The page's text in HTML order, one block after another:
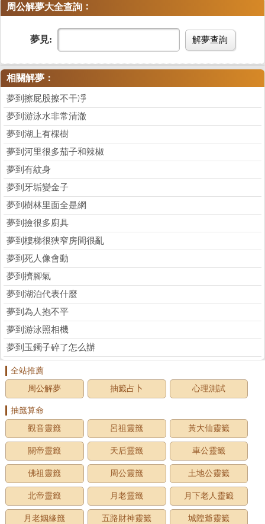
周公解夢大全查詢 ：
夢見: 解夢查詢
相關解夢：
夢到擦屁股擦不干凈
夢到游泳水非常清澈
夢到湖上有棵樹
夢到河里很多茄子和辣椒
夢到有紋身
夢到牙垢變金子
夢到樹林里面全是網
夢到撿很多廚具
夢到樓梯很狹窄房間很亂
夢到死人像會動
夢到擠腳氣
夢到湖泊代表什麼
夢到為人抱不平
夢到游泳照相機
夢到玉鐲子碎了怎么辦
全站推薦
周公解夢
抽籤占卜 心理測試
抽籤算命
觀音靈籤
呂祖靈籤 黃大仙靈籤
關帝靈籤 天后靈籤 車公靈籤
佛祖靈籤 周公靈籤 土地公靈籤
北帝靈籤 月老靈籤 月下老人靈籤
月老姻緣籤 五路財神靈籤 城隍爺靈籤